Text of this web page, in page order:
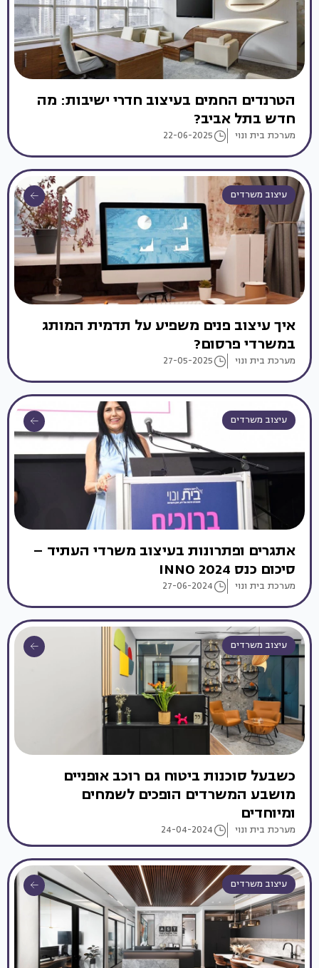
הטרנדים החמים בעיצוב חדרי ישיבות: מה
חדש בתל אביב?
מערכת בית ונוי 22-06-2025
עיצוב משרדים
איך עיצוב פנים משפיע על תדמית המותג
במשרדי פרסום?
מערכת בית ונוי 27-05-2025
עיצוב משרדים
אתגרים ופתרונות בעיצוב משרדי העתיד –
סיכום כנס INNO 2024
מערכת בית ונוי 27-06-2024
עיצוב משרדים
כשבעל סוכנות ביטוח גם רוכב אופניים
מושבע המשרדים הופכים לשמחים
ומיוחדים
מערכת בית ונוי 24-04-2024
עיצוב משרדים